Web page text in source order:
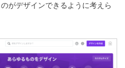
がデザインできるように考えら